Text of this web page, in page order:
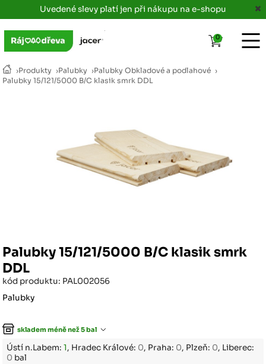
Uvedené slevy platí jen při nákupu na e-shopu
›Produkty ›Palubky ›Palubky Obkladové a podlahové ›
Palubky 15/121/5000 B/C klasik smrk DDL
Palubky 15/121/5000 B/C klasik smrk
DDL
kód produktu: PAL002056
Palubky
skladem méně než 5 bal
Ústí n.Labem:1, Hradec Králové: 0, Praha: 0, Plzeň: 0, Liberec:
0 bal
0